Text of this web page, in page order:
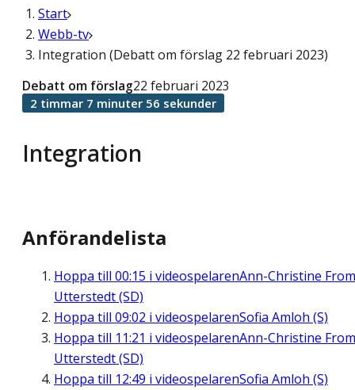
Start
Webb-tv
Integration (Debatt om förslag 22 februari 2023)
Integration
Debatt om förslag22 februari 2023
2 timmar 7 minuter 56 sekunder
Anförandelista
Hoppa till 00:15 i videospelarenAnn-Christine From
Utterstedt (SD)
Hoppa till 09:02 i videospelarenSofia Amloh (S)
Hoppa till 11:21 i videospelarenAnn-Christine From
Utterstedt (SD)
Hoppa till 12:49 i videospelarenSofia Amloh (S)